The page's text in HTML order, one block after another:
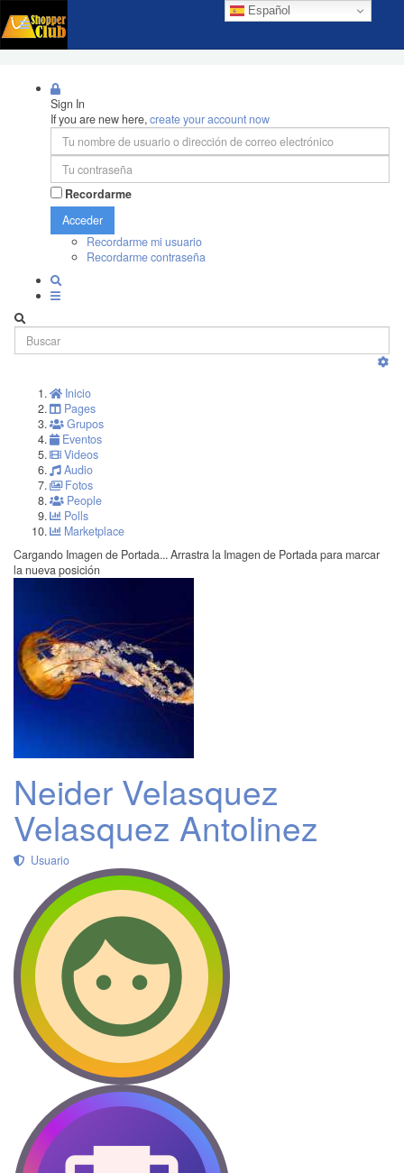
Español
Sign In
If you are new here,create your account now
Recordarme
Acceder
Recordarme mi usuario
Recordarme contraseña
Inicio
Pages
Grupos
Eventos
Videos
Audio
Fotos
People
Polls
Marketplace
Cargando Imagen de Portada... Arrastra la Imagen de Portada para marcar
la nueva posición
Neider Velasquez
Velasquez Antolinez
Usuario